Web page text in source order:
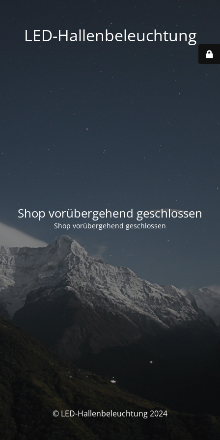
LED-Hallenbeleuchtung
Shop vorübergehend geschlossen
Shop vorübergehend geschlossen
© LED-Hallenbeleuchtung 2024